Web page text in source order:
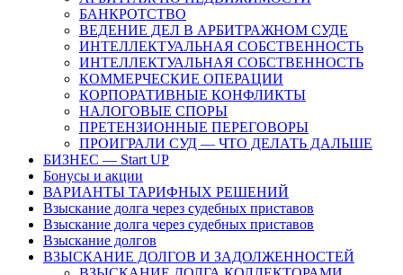
БАНКРОТСТВО
ВЕДЕНИЕ ДЕЛ В АРБИТРАЖНОМ СУДЕ
ИНТЕЛЛЕКТУАЛЬНАЯ СОБСТВЕННОСТЬ
ИНТЕЛЛЕКТУАЛЬНАЯ СОБСТВЕННОСТЬ
КОММЕРЧЕСКИЕ ОПЕРАЦИИ
КОРПОРАТИВНЫЕ КОНФЛИКТЫ
НАЛОГОВЫЕ СПОРЫ
ПРЕТЕНЗИОННЫЕ ПЕРЕГОВОРЫ
ПРОИГРАЛИ СУД — ЧТО ДЕЛАТЬ ДАЛЬШЕ
БИЗНЕС — Start UP
Бонусы и акции
ВАРИАНТЫ ТАРИФНЫХ РЕШЕНИЙ
Взыскание долга через судебных приставов
Взыскание долга через судебных приставов
Взыскание долгов
ВЗЫСКАНИЕ ДОЛГОВ И ЗАДОЛЖЕННОСТЕЙ